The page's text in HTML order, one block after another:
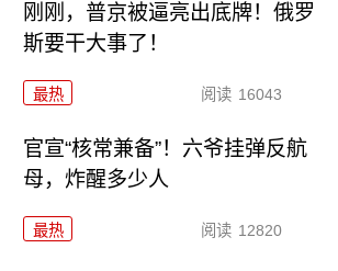
刚刚，普京被逼亮出底牌！俄罗
斯要干大事了！
最热 阅读 16043
官宣“核常兼备”！六爷挂弹反航
母，炸醒多少人
最热 阅读 12820